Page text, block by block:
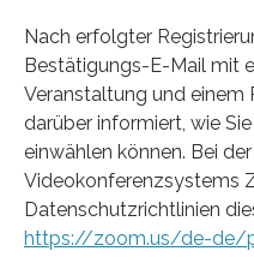
Nach erfolgter
Bestätigungs-E-Mail mit
Veranstaltung und einem
darüber informiert, wie
einwählen können. Bei
Videokonferenzsystems
Datenschutzrichtlinien
https://zoom.us/de-de/